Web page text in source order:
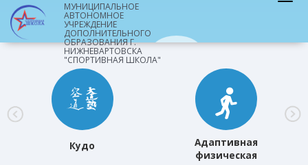
МУНИЦИПАЛЬНОЕ
АВТОНОМНОЕ
УЧРЕЖДЕНИЕ
ДОПОЛНИТЕЛЬНОГО
ОБРАЗОВАНИЯ Г.
НИЖНЕВАРТОВСКА
"СПОРТИВНАЯ ШКОЛА"
Кудо
Адаптивная
физическая